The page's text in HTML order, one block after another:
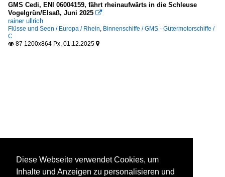
GMS Cedi, ENI 06004159, fährt rheinaufwärts in die Schleuse
Vogelgrün/Elsaß, Juni 2025 
rainer ullrich
Flüsse und Seen / Europa / Rhein Binnenschiffe / GMS - Gütermotorschiffe /
C
 87 1200x864 Px, 01.12.2025 
Diese Webseite verwendet Cookies, um
Inhalte und Anzeigen zu personalisieren und